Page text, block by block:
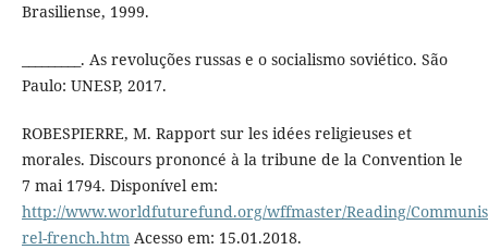
Brasiliense, 1999.
_________. As revoluções russas e o socialismo soviético. São
Paulo: UNESP, 2017.
ROBESPIERRE, M. Rapport sur les idées religieuses et
morales. Discours prononcé à la tribune de la Convention le
7 mai 1794. Disponível em:
http://www.worldfuturefund.org/wffmaster/Reading/
rel-french.htmAcesso em: 15.01.2018.